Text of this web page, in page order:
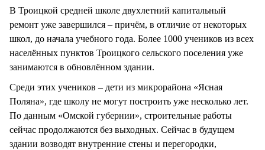
В Троицкой средней школе двухлетний капитальный
ремонт уже завершился – причём, в отличие от некоторых
школ, до начала учебного года. Более 1000 учеников из всех
населённых пунктов Троицкого сельского поселения уже
занимаются в обновлённом здании.
Среди этих учеников – дети из микрорайона «Ясная
Поляна», где школу не могут построить уже несколько лет.
По данным «Омской губернии», строительные работы
сейчас продолжаются без выходных. Сейчас в будущем
здании возводят внутренние стены и перегородки,